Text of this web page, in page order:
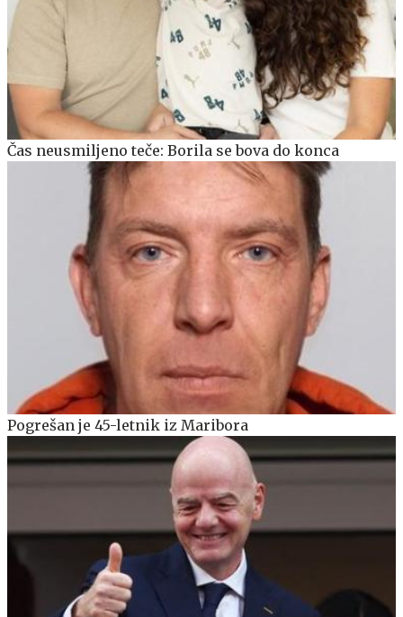
Čas neusmiljeno teče: Borila se bova do konca
Pogrešan je 45-letnik iz Maribora